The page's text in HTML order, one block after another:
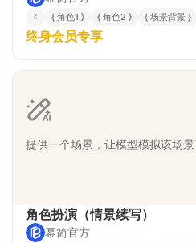
{ 角色1 } { 角色2 } { 场景背景 }
终身会员专享
提供一个场景，让模型模拟该场
角色扮演（情景续写）
幂简官方